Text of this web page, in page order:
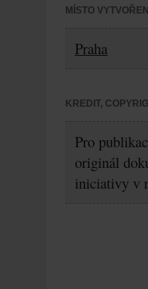
MÍSTO
Praha
KREDIT,
Pro
originál
iniciativy v